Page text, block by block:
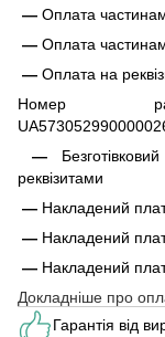
— Оплата
— Оплата
— Оплата на
Номер
—
реквізитами
— Накладений
— Накладений
— Накладений
Докладніше про
Гарантія від